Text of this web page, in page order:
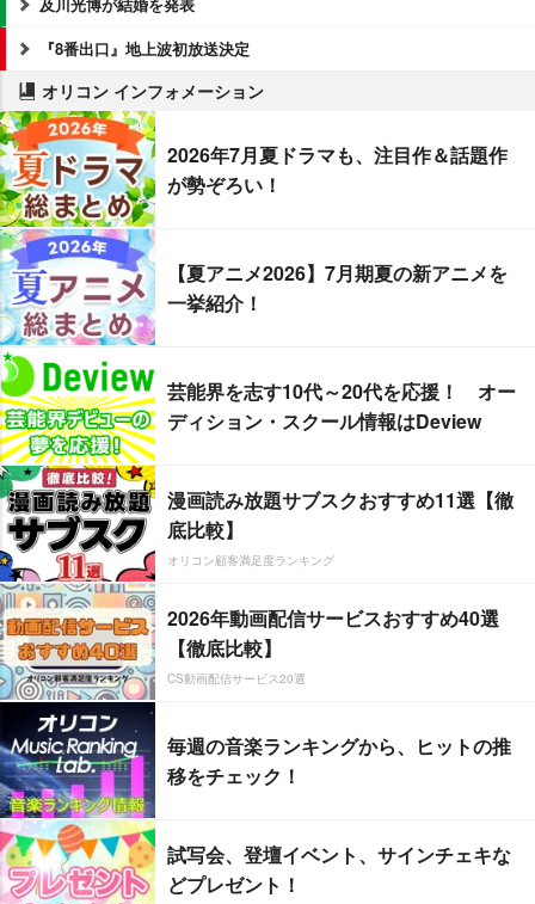
『8番出口』地上波初放送決定
オリコン インフォメーション
2026年7月夏ドラマも、注目作＆話題作
が勢ぞろい！
【夏アニメ2026】7月期夏の新アニメを
一挙紹介！
芸能界を志す10代～20代を応援！ オー
ディション・スクール情報はDeview
漫画読み放題サブスクおすすめ11選【徹
底比較】
オリコン顧客満足度ランキング
2026年動画配信サービスおすすめ40選
【徹底比較】
CS動画配信サービス20選
毎週の音楽ランキングから、ヒットの推
移をチェック！
試写会、登壇イベント、サインチェキな
どプレゼント！